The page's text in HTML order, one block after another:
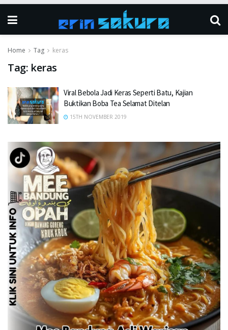
Home Tag keras
Tag: keras
Viral Bebola Jadi Keras Seperti Batu, Kajian
Buktikan Boba Tea Selamat Ditelan
15TH NOVEMBER 2019